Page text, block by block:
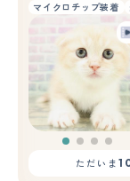
マイクロチップ装着
ただいま